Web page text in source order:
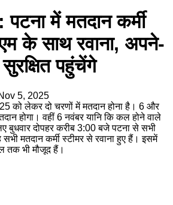
पटना में मतदान कर्मी
के साथ रवाना, अपने-
पहुंचेंगे
5, 2025
को लेकर दो चरणों में मतदान होना है। 6 और
होगा। वहीं 6 नवंबर यानि कि कल होने वाले
बुधवार दोपहर करीब 3:00 बजे पटना से सभी
सभी मतदान कर्मी स्टीमर से रवाना हुए हैं। इसमें
तक भी मौजूद हैं।